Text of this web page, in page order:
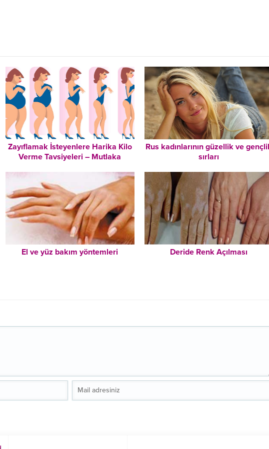
Zayıflamak İsteyenlere Harika Kilo
Verme Tavsiyeleri – Mutlaka
Rus kadınlarının güzellik ve
sırları
El ve yüz bakım yöntemleri Deride Renk Açılması